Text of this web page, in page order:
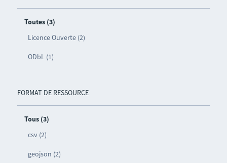
Toutes (3)
Licence Ouverte (2)
ODbL (1)
FORMAT DE RESSOURCE
Tous (3)
csv (2)
geojson (2)